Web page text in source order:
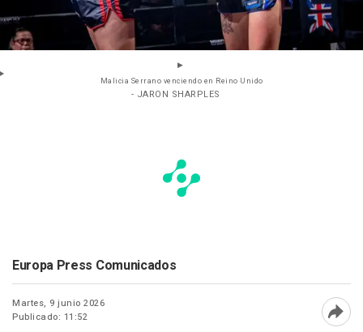
Malicia Serrano venciendo en Reino Unido
- JARON SHARPLES
Europa Press Comunicados
Martes, 9 junio 2026
Publicado: 11:52